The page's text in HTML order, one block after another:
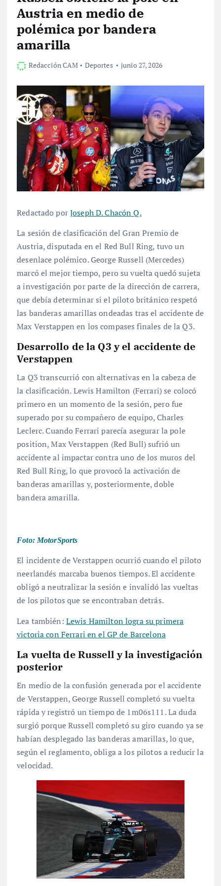
Austria en medio de
polémica por bandera
amarilla
Redacción CAM Deportes junio 27, 2026
Redactado porJoseph D. Chacón Q.
La sesión de clasificación del Gran Premio de
Austria, disputada en el Red Bull Ring, tuvo un
desenlace polémico. George Russell (Mercedes)
marcó el mejor tiempo, pero su vuelta quedó sujeta
a investigación por parte de la dirección de carrera,
que debía determinar si el piloto británico respetó
las banderas amarillas ondeadas tras el accidente de
Max Verstappen en los compases finales de la Q3.
Desarrollo de la Q3 y el accidente de
Verstappen
La Q3 transcurrió con alternativas en la cabeza de
la clasificación. Lewis Hamilton (Ferrari) se colocó
primero en un momento de la sesión, pero fue
superado por su compañero de equipo, Charles
Leclerc. Cuando Ferrari parecía asegurar la pole
position, Max Verstappen (Red Bull) sufrió un
accidente al impactar contra uno de los muros del
Red Bull Ring, lo que provocó la activación de
banderas amarillas y, posteriormente, doble
bandera amarilla.
Foto: MotorSports
El incidente de Verstappen ocurrió cuando el piloto
neerlandés marcaba buenos tiempos. El accidente
obligó a neutralizar la sesión e invalidó las vueltas
de los pilotos que se encontraban detrás.
Lea también: Lewis Hamilton logra su primera
victoria con Ferrari en el GP de Barcelona
La vuelta de Russell y la investigación
posterior
En medio de la confusión generada por el accidente
de Verstappen, George Russell completó su vuelta
rápida y registró un tiempo de 1m06s111. La duda
surgió porque Russell completó su giro cuando ya se
habían desplegado las banderas amarillas, lo que,
según el reglamento, obliga a los pilotos a reducir la
velocidad.